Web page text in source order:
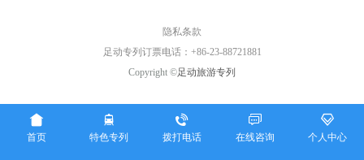
隐私条款
足动专列订票电话：+86-23-88721881
Copyright ©足动旅游专列

首页

特色专列

拨打电话

在线咨询

个人中心